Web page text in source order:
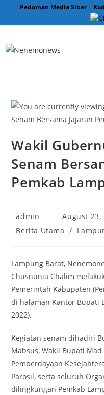
Pedoman Media Siber|
Wakil
Senam
Pemkab
Post
admin
Post
August 23,
Post
Berita Utama /
Lampung Barat,
Chusnunia Chalim
Pemerintah Kabupaten
di halaman Kantor Bupati
2022).
Kegiatan senam dihadiri
Mabsus, Wakil Bupati
Pemberdayaan
Parosil, serta seluruh
dilingkungan Pemkab